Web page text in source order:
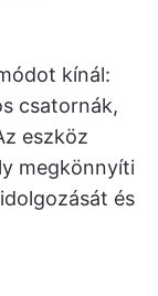
kínál:
csatornák,
eszköz
megkönnyíti
és